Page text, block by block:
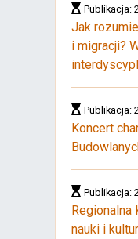
Publikacja:
Jak
i migracji?
Publikacja:
Koncert
Publikacja:
Regionalna
nauki i